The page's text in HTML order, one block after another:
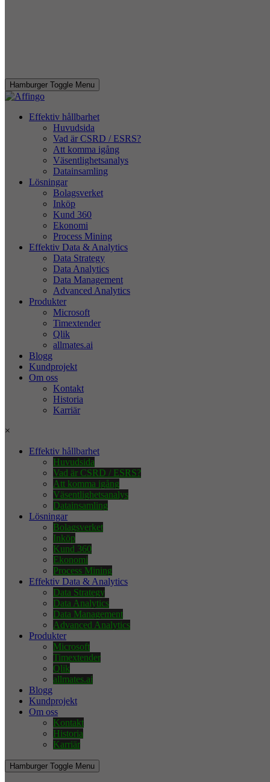
Hamburger Toggle Menu
Effektiv hållbarhet
Huvudsida
Vad är CSRD / ESRS?
Att komma igång
Väsentlighetsanalys
Datainsamling
Lösningar
Bolagsverket
Inköp
Kund 360
Ekonomi
Process Mining
Effektiv Data & Analytics
Data Strategy
Data Analytics
Data Management
Advanced Analytics
Produkter
Microsoft
Timextender
Qlik
allmates.ai
Blogg
Kundprojekt
Om oss
Kontakt
Historia
Karriär
×
Effektiv hållbarhet
Huvudsida
Vad är CSRD / ESRS?
Att komma igång
Väsentlighetsanalys
Datainsamling
Lösningar
Bolagsverket
Inköp
Kund 360
Ekonomi
Process Mining
Effektiv Data & Analytics
Data Strategy
Data Analytics
Data Management
Advanced Analytics
Produkter
Microsoft
Timextender
Qlik
allmates.ai
Blogg
Kundprojekt
Om oss
Kontakt
Historia
Karriär
Hamburger Toggle Menu